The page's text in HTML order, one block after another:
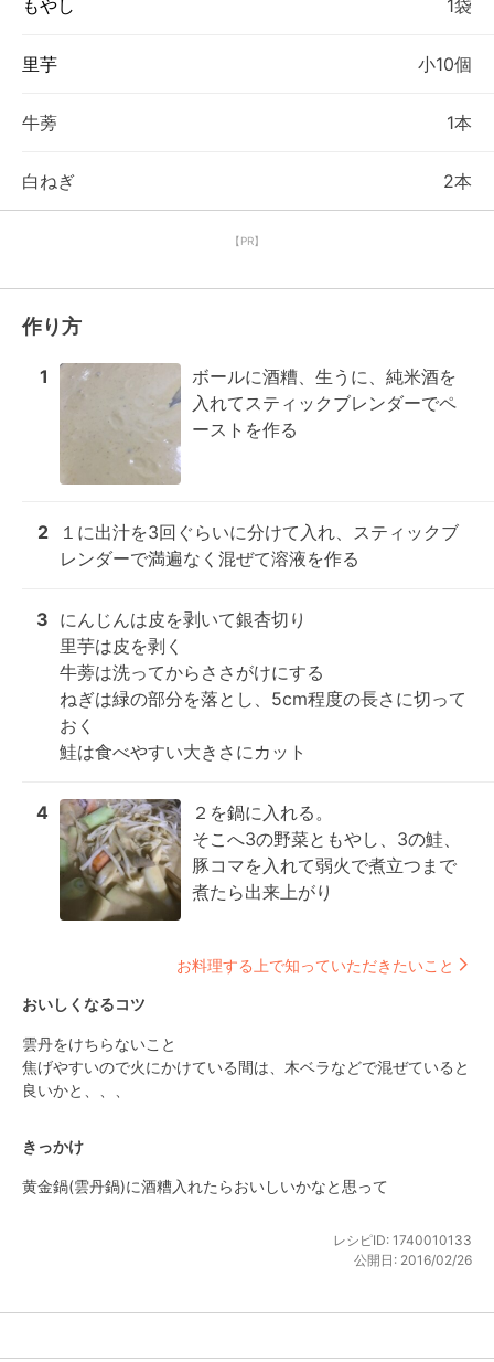
もやし 1袋
里芋 小10個
牛蒡 1本
白ねぎ 2本
【PR】
作り方
1
ボールに酒糟、生うに、純米酒を
入れてスティックブレンダーでペ
ーストを作る
2
１に出汁を3回ぐらいに分けて入れ、スティックブ
レンダーで満遍なく混ぜて溶液を作る
3 にんじんは皮を剥いて銀杏切り
里芋は皮を剥く
牛蒡は洗ってからささがけにする
ねぎは緑の部分を落とし、5cm程度の長さに切って
おく
鮭は食べやすい大きさにカット
4
２を鍋に入れる。
そこへ3の野菜ともやし、3の鮭、
豚コマを入れて弱火で煮立つまで
煮たら出来上がり
お料理する上で知っていただきたいこと
おいしくなるコツ
雲丹をけちらないこと
焦げやすいので火にかけている間は、木ベラなどで混ぜていると
良いかと、、、
きっかけ
黄金鍋(雲丹鍋)に酒糟入れたらおいしいかなと思って
レシピID: 1740010133
公開日: 2016/02/26